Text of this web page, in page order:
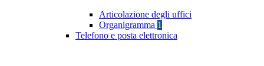
Articolazione degli uffici
Organigramma 1
Telefono e posta elettronica